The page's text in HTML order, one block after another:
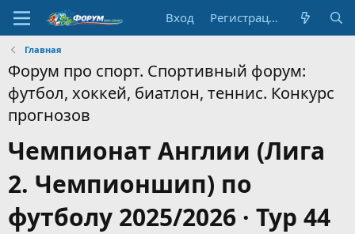
Вход Регистрация
Главная
Форум про спорт. Спортивный форум:
футбол, хоккей, биатлон, теннис. Конкурс
прогнозов
Чемпионат Англии (Лига
2. Чемпионшип) по
футболу 2025/2026 · Тур 44